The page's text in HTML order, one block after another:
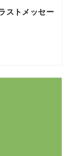
ストメッセー